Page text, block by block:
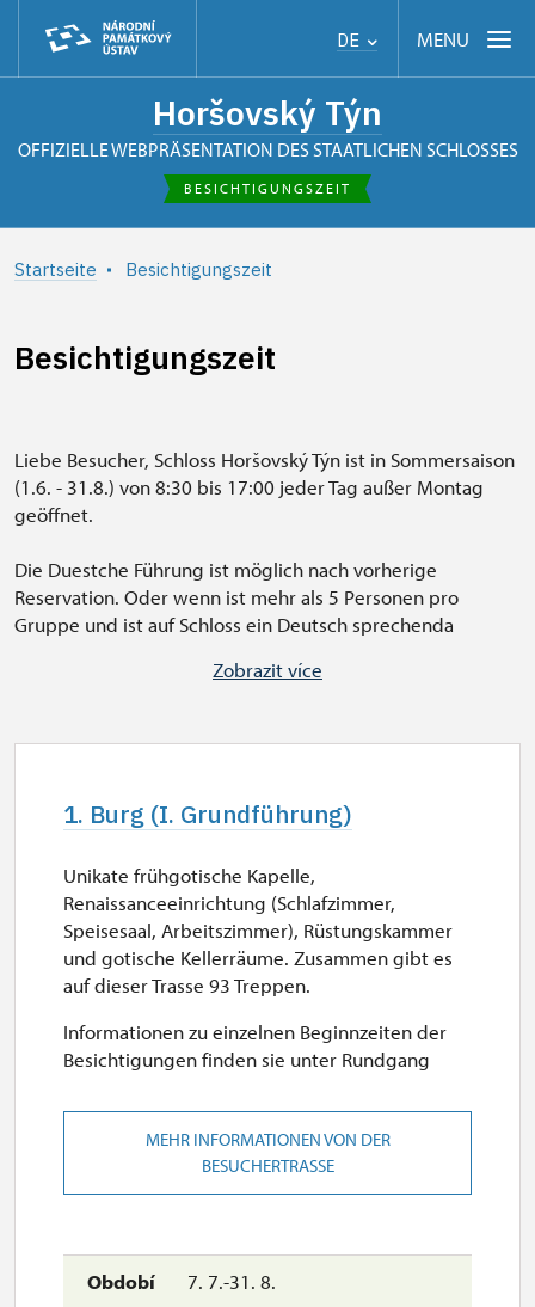
DE MENU
Horšovský Týn
OFFIZIELLE WEBPRÄSENTATION DES STAATLICHEN SCHLOSSES
BESICHTIGUNGSZEIT
Startseite Besichtigungszeit
Besichtigungszeit
Liebe Besucher, Schloss Horšovský Týn ist in Sommersaison
(1.6. - 31.8.) von 8:30 bis 17:00 jeder Tag außer Montag
geöffnet.
Die Duestche Führung ist möglich nach vorherige
Reservation. Oder wenn ist mehr als 5 Personen pro
Gruppe und ist auf Schloss ein Deutsch sprechenda
Zobrazit více
1. Burg (I. Grundführung)
7. 7.-31. 8.
Unikate frühgotische Kapelle,
Renaissanceeinrichtung (Schlafzimmer,
Speisesaal, Arbeitszimmer), Rüstungskammer
und gotische Kellerräume. Zusammen gibt es
auf dieser Trasse 93 Treppen.
Informationen zu einzelnen Beginnzeiten der
Besichtigungen finden sie unter Rundgang
MEHR INFORMATIONEN VON DER
BESUCHERTRASSE